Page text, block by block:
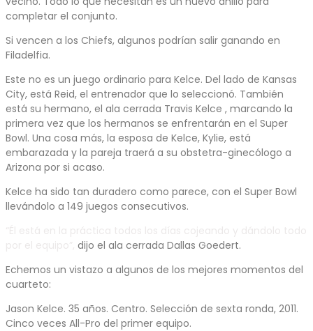
completar el conjunto.
Si vencen a los Chiefs, algunos podrían salir ganando en
Filadelfia.
Este no es un juego ordinario para Kelce. Del lado de Kansas
City, está Reid, el entrenador que lo seleccionó. También
está su hermano, el ala cerrada Travis Kelce , marcando la
primera vez que los hermanos se enfrentarán en el Super
Bowl. Una cosa más, la esposa de Kelce, Kylie, está
embarazada y la pareja traerá a su obstetra-ginecólogo a
Arizona por si acaso.
Kelce ha sido tan duradero como parece, con el Super Bowl
llevándolo a 149 juegos consecutivos.
dijo el ala cerrada Dallas Goedert.
Echemos un vistazo a algunos de los mejores momentos del
cuarteto:
Jason Kelce. 35 años. Centro. Selección de sexta ronda, 2011.
Cinco veces All-Pro del primer equipo.